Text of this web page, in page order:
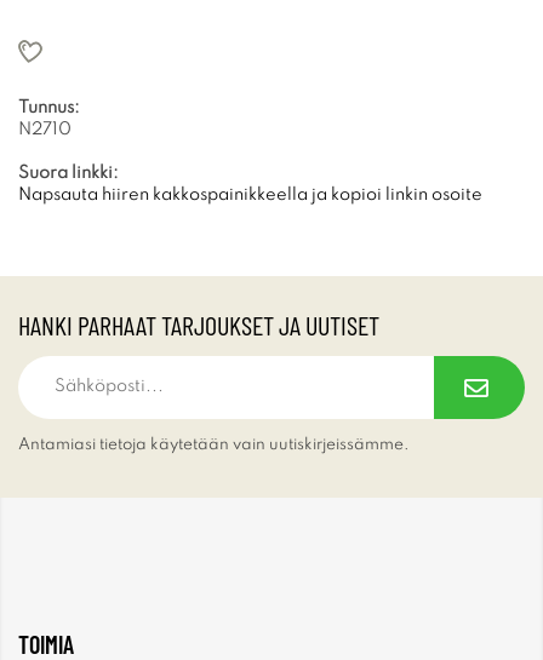
Tunnus:
N2710
Suora linkki:
Napsauta hiiren kakkospainikkeella ja kopioi linkin osoite
HANKI PARHAAT TARJOUKSET JA UUTISET
Antamiasi tietoja käytetään vain uutiskirjeissämme.
TOIMIA